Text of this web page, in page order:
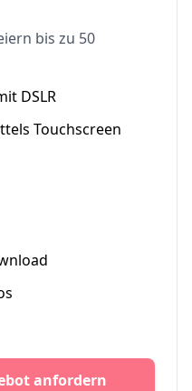
bis zu 50
DSLR
Touchscreen
anfordern